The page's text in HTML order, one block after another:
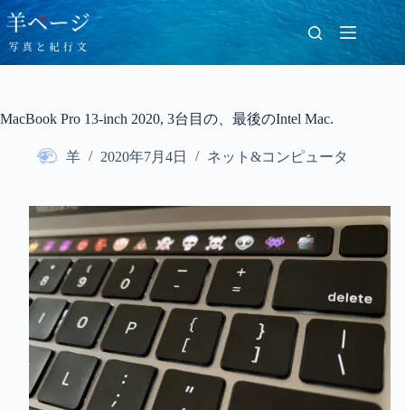
コ
ン
テ
ン
ス
MacBook Pro 13-inch 2020, 3台目の、最後のIntel Mac.
羊 2020年7月4日 ネット&コンピュータ